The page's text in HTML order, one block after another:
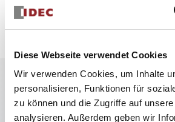
Diese Webseite verwendet Cookies
Wir verwenden Cookies, um Inhalte
personalisieren, Funktionen für
zu können und die Zugriffe auf
analysieren. Außerdem geben wir
Hauptmerkmale